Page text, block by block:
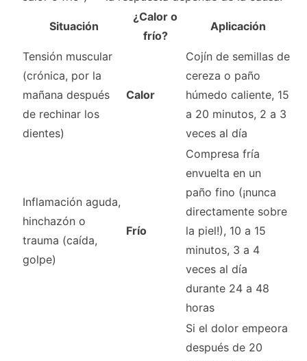
Situación
¿Calor o
frío?
Aplicación
Tensión muscular
(crónica, por la
mañana después
de rechinar los
dientes)
Calor
Cojín de semillas de
cereza o paño
húmedo caliente, 15
a 20 minutos, 2 a 3
veces al día
Inflamación aguda,
hinchazón o
trauma (caída,
golpe)
Frío
Compresa fría
envuelta en un
paño fino (¡nunca
directamente sobre
la piel!), 10 a 15
minutos, 3 a 4
veces al día
durante 24 a 48
horas
Si el dolor empeora
después de 20